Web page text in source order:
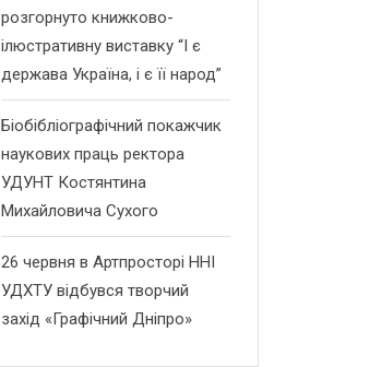
розгорнуто книжково-
ілюстративну виставку “І є
держава Україна, і є її народ”
Біобібліографічний покажчик
наукових праць ректора
УДУНТ Костянтина
Михайловича Сухого
26 червня в Артпросторі ННІ
УДХТУ відбувся творчий
захід «Графічний Дніпро»